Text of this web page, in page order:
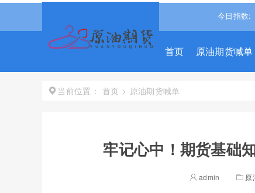
今日指数:
0.540%↑
首页 原油期货喊单
当前位置： 首页 > 原油期货喊单
牢记心中！期货基础
admin 原